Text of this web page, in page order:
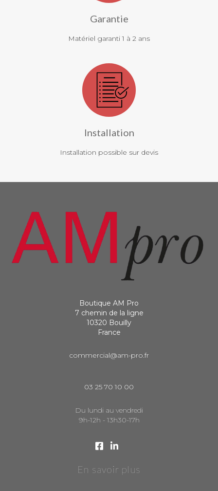
Garantie
Matériel garanti 1 à 2 ans
Installation
Installation possible sur devis
Boutique AM Pro
7 chemin de la ligne
10320 Bouilly
France
commercial@am-pro.fr
03 25 70 10 00
Du lundi au vendredi
9h-12h - 13h30-17h
En savoir plus